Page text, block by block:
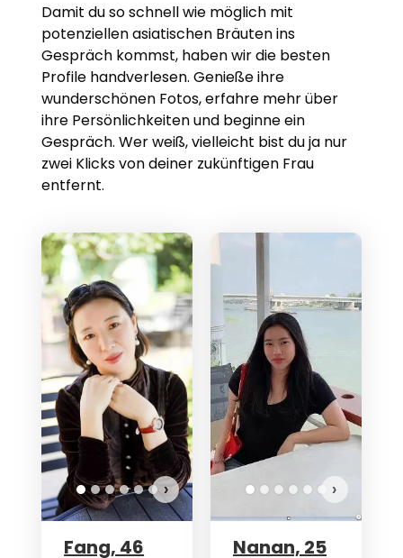
Damit du so schnell wie möglich mit
potenziellen asiatischen Bräuten ins
Gespräch kommst, haben wir die besten
Profile handverlesen. Genieße ihre
wunderschönen Fotos, erfahre mehr über
ihre Persönlichkeiten und beginne ein
Gespräch. Wer weiß, vielleicht bist du ja nur
zwei Klicks von deiner zukünftigen Frau
entfernt.
›
Fang, 46
›
Nanan, 25